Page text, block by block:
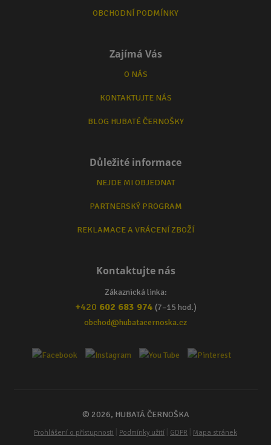
OBCHODNÍ PODMÍNKY
Zajímá Vás
O NÁS
KONTAKTUJTE NÁS
BLOG HUBATÉ ČERNOŠKY
Důležité informace
NEJDE MI OBJEDNAT
PARTNERSKÝ PROGRAM
REKLAMACE A VRÁCENÍ ZBOŽÍ
Kontaktujte nás
Zákaznická linka:
+420 602 683 974 (7–15 hod.)
obchod@hubatacernoska.cz
© 2026, HUBATÁ ČERNOŠKA
Prohlášení o přístupnosti Podmínky užití GDPR Mapa stránek